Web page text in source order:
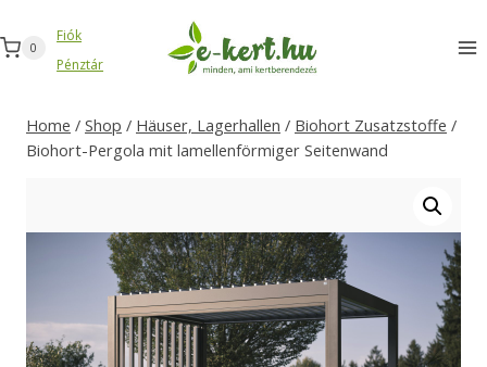
Inhalt
springen
0
Fiók
Pénztár
Home / Shop / Häuser, Lagerhallen / Biohort Zusatzstoffe /
Biohort-Pergola mit lamellenförmiger Seitenwand